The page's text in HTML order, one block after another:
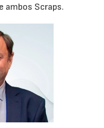
ambos Scraps.